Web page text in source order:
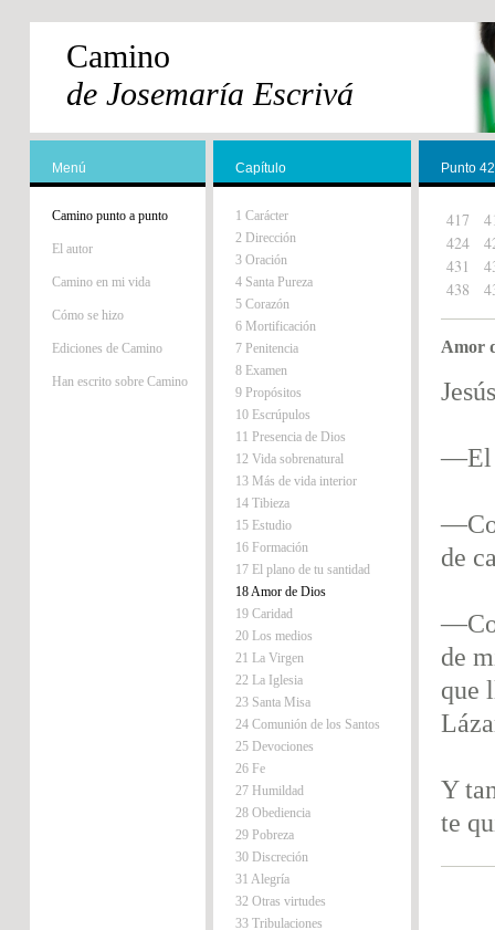
Camino
de Josemaría Escrivá
Menú
Camino punto a punto
El autor
Camino en mi vida
Cómo se hizo
Ediciones de Camino
Han escrito sobre Camino
Capítulo
1 Carácter
2 Dirección
3 Oración
4 Santa Pureza
5 Corazón
6 Mortificación
7 Penitencia
8 Examen
9 Propósitos
10 Escrúpulos
11 Presencia de Dios
12 Vida sobrenatural
13 Más de vida interior
14 Tibieza
15 Estudio
16 Formación
17 El plano de tu santidad
18 Amor de Dios
19 Caridad
20 Los medios
21 La Virgen
22 La Iglesia
23 Santa Misa
24 Comunión de los Santos
25 Devociones
26 Fe
27 Humildad
28 Obediencia
29 Pobreza
30 Discreción
31 Alegría
32 Otras virtudes
33 Tribulaciones
Punto
417
424
431
438
Amor
—El
de
de
que
Y
te